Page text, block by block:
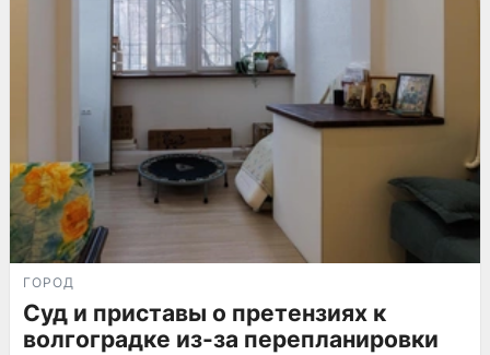
ГОРОД
Суд и приставы о претензиях к
волгоградке из-за перепланировки